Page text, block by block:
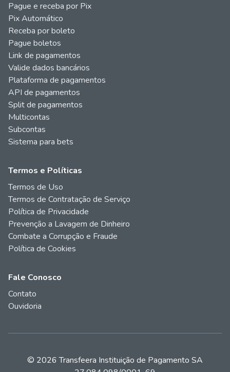
Pague e receba por Pix
Pix Automático
Receba por boleto
Pague boletos
Link de pagamentos
Valide dados bancários
Plataforma de pagamentos
API de pagamentos
Split de pagamentos
Multicontas
Subcontas
Sistema para bets
Termos e Políticas
Termos de Uso
Termos de Contratação de Serviço
Política de Privacidade
Prevenção a Lavagem de Dinheiro
Combate a Corrupção e Fraude
Política de Cookies
Fale Conosco
Contato
Ouvidoria
© 2026 Transfeera Instituição de Pagamento SA